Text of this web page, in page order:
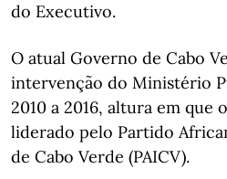
do Executivo.
O atual Governo de Cabo
intervenção do Ministério
2010 a 2016, altura em que
liderado pelo Partido
de Cabo Verde (PAICV).